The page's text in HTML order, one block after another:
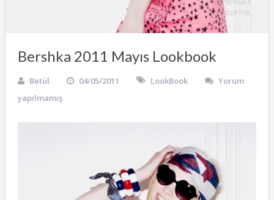
Bershka 2011 Mayıs Lookbook
Betül 04/05/2011 LookBook
Yorum
yapılmamış